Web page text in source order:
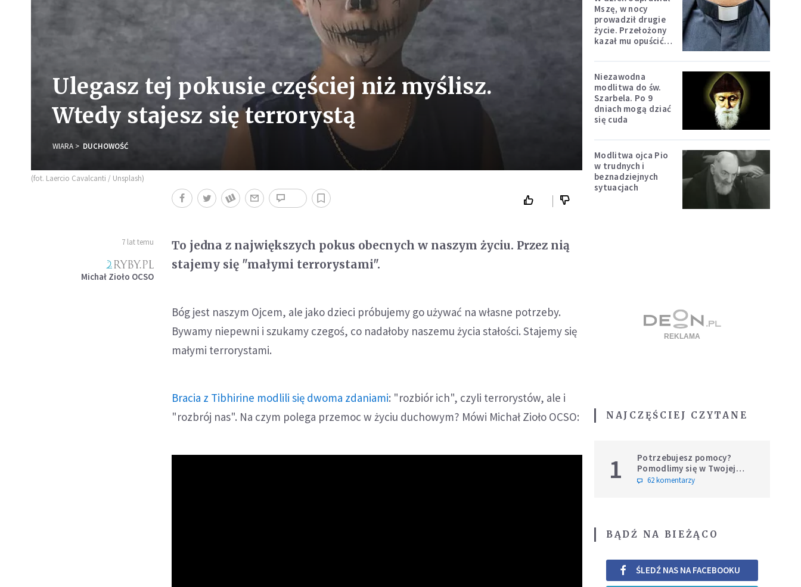
Ulegasz tej pokusie częściej niż myślisz.
Wtedy stajesz się terrorystą
WIARA DUCHOWOŚĆ
(fot. Laercio Cavalcanti / Unsplash)
7 lat temu
Michał Zioło OCSO
To jedna z największych pokus obecnych w naszym życiu. Przez nią
stajemy się "małymi terrorystami".
Bóg jest naszym Ojcem, ale jako dzieci próbujemy go używać na własne potrzeby.
Bywamy niepewni i szukamy czegoś, co nadałoby naszemu życia stałości. Stajemy się
małymi terrorystami.
Bracia z Tibhirine modlili się dwoma zdaniami: "rozbiór ich", czyli terrorystów, ale i
"rozbrój nas". Na czym polega przemoc w życiu duchowym? Mówi Michał Zioło OCSO:
Mszę, w nocy
prowadził drugie
życie. Przełożony
kazał mu opuścić
Niezawodna
modlitwa do św.
Szarbela. Po 9
dniach mogą dziać
się cuda
Modlitwa ojca Pio
w trudnych i
beznadziejnych
sytuacjach
NAJCZĘŚCIEJ CZYTANE
1
Potrzebujesz pomocy?
Pomodlimy się w Twojej
intencji
62 komentarzy
BĄDŹ NA BIEŻĄCO
ŚLEDŹ NAS NA FACEBOOKU